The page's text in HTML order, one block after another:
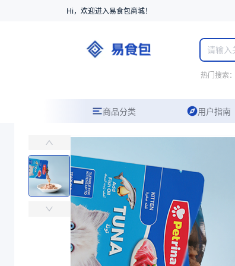
Hi，欢迎进入易食包商城！
热门搜索：
商品分类 用户指南
易食包（EPAK）专注于插边袋包装，提供详尽的规格参数、
￥0.5102
商品参数
商品分类
其他袋
LLDPE
20
(440+120*2)
500